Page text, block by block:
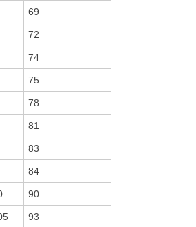
69
72
74
75
78
81
83
84
90
93